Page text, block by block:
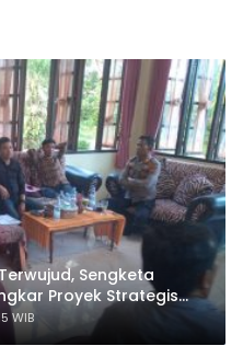
Sengketa
Proyek Strategis
Babak Baru
WIB